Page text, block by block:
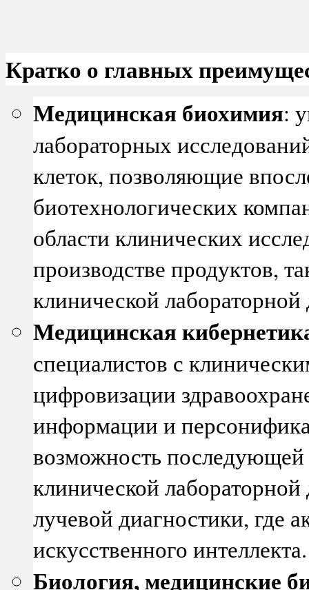
Кратко о главных
Медицинская биохимия:
лабораторных
клеток, позволяющие
биотехнологических
области клинических
производстве продуктов,
клинической лабораторной
Медицинская
специалистов с
цифровизации
информации и
возможность последующей
клинической
лучевой диагностики, где
искусственного интеллекта.
Биология, медицинские